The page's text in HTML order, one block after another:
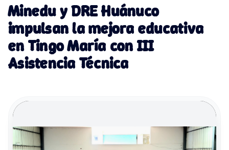
Minedu y DRE Huánuco
impulsan la mejora educativa
en Tingo María con III
Asistencia Técnica